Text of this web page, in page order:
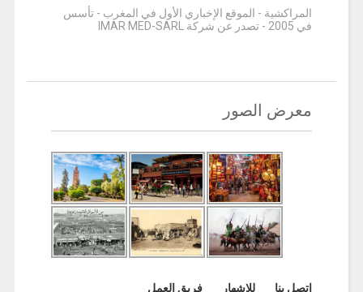
المراكشية - الموقع الإخباري الأول في المغرب - تأسس
في 2005 - تصدر عن شركة IMAR MED-SARL
معرض الصور
اتصل بنا للإشهار فريق العمل